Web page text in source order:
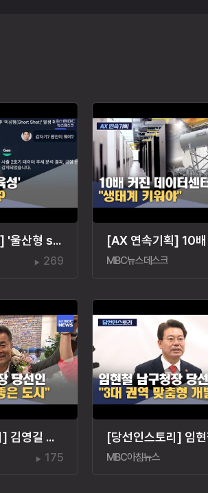
[AX 연속기획] '울산형 sLLM 육성' 최우선 과제는?
269 MBC뉴스데스크
[당선인스토리] 김영길 중구청장 당선인 "아이 키우기 좋은 도시"
175 MBC아침뉴스